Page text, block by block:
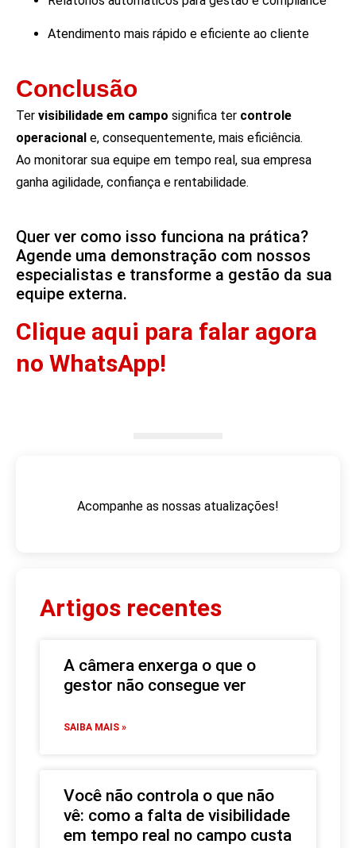
Atendimento mais rápido e eficiente ao cliente
Conclusão
Ter visibilidade em campo significa ter controle
operacional e, consequentemente, mais eficiência.
Ao monitorar sua equipe em tempo real, sua empresa
ganha agilidade, confiança e rentabilidade.
Quer ver como isso funciona na prática?
Agende uma demonstração com nossos
especialistas e transforme a gestão da sua
equipe externa.
Clique aqui para falar agora
no WhatsApp!
Acompanhe as nossas atualizações!
Artigos recentes
A câmera enxerga o que o
gestor não consegue ver
SAIBA MAIS »
Você não controla o que não
vê: como a falta de visibilidade
em tempo real no campo custa